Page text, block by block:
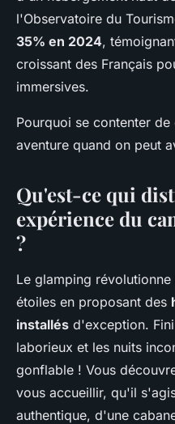
l'Observatoire du
35% en 2024,
croissant des Français
immersives.
Pourquoi se contenter
aventure quand on peut
Qu'est-ce qui
expérience du
?
Le glamping
étoiles en proposant des
installés d'exception.
laborieux et les nuits
gonflable ! Vous
vous accueillir, qu'il
authentique, d'une